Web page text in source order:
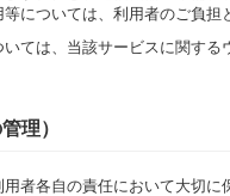
については、利用者のご負担
ては、当該サービスに関する
理）
者各自の責任において大切に